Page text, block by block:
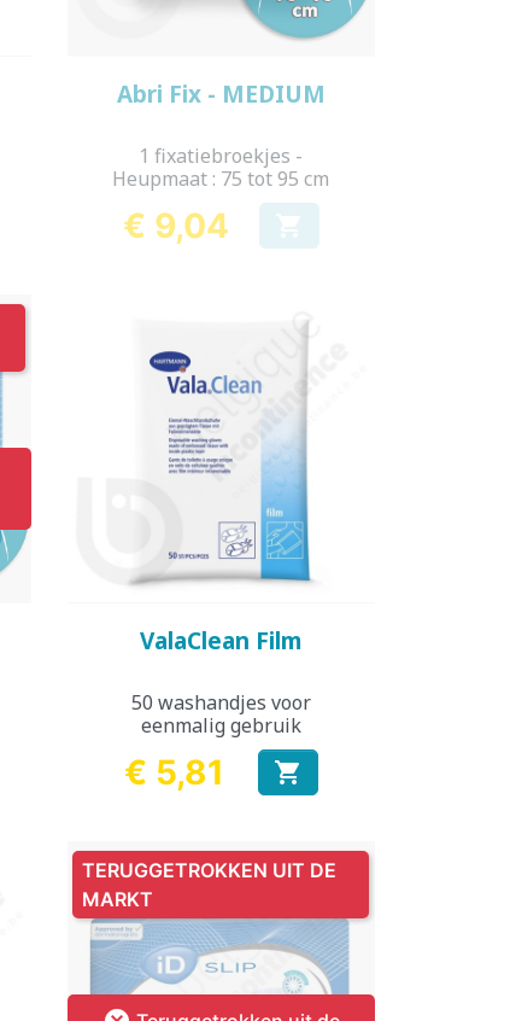
Snel bekijken
Abri Fix - MEDIUM
1 fixatiebroekjes -
Heupmaat : 75 tot 95 cm
Prijs
€ 9,04 
Snel bekijken
ValaClean Film
50 washandjes voor
eenmalig gebruik
Prijs
€ 5,81 
TERUGGETROKKEN UIT DE
MARKT